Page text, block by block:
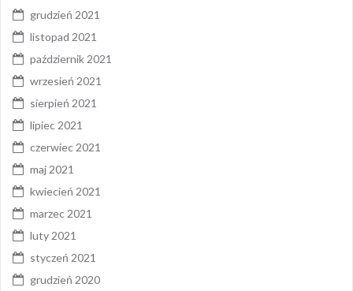
grudzień 2021
listopad 2021
październik 2021
wrzesień 2021
sierpień 2021
lipiec 2021
czerwiec 2021
maj 2021
kwiecień 2021
marzec 2021
luty 2021
styczeń 2021
grudzień 2020